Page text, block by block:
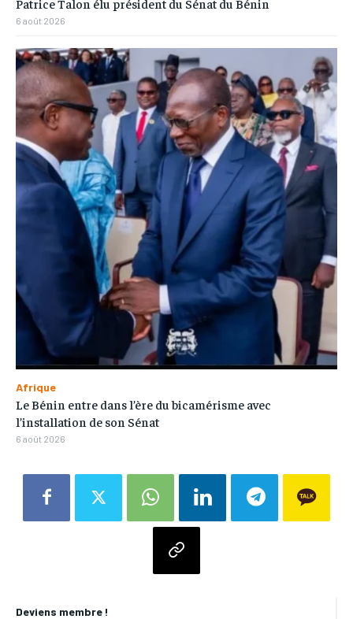
Deviens membre !
6 août 2026
Afrique
Le Bénin entre dans l’ère du bicamérisme avec
l’installation de son Sénat
6 août 2026